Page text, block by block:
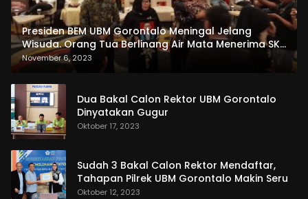
Presiden BEM UBM Gorontalo Meningal Jelang
Wisuda. Orang Tua Berlinang Air Mata Menerima SKL
dan Pemasangan Salempang
November 6, 2023
Dua Bakal Calon Rektor UBM Gorontalo
Dinyatakan Gugur
Oktober 17, 2023
Sudah 3 Bakal Calon Rektor Mendaftar,
Tahapan Pilrek UBM Gorontalo Makin Seru
Oktober 12, 2023